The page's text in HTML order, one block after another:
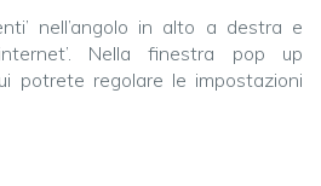
nell’angolo in alto a destra e
Nella finestra pop up
potrete regolare le impostazioni